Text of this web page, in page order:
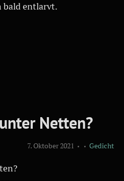
bald entlarvt.
Netten?
7. Oktober 2021 Gedicht